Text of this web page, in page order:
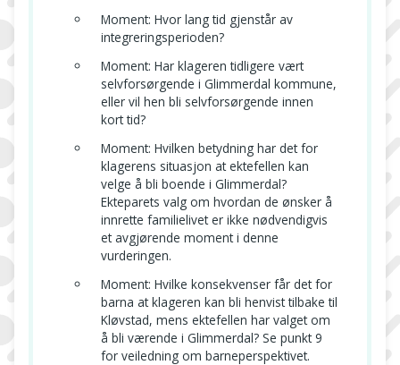
Moment: Hvor lang tid gjenstår av
integreringsperioden?
Moment: Har klageren tidligere vært
selvforsørgende i Glimmerdal kommune,
eller vil hen bli selvforsørgende innen
kort tid?
Moment: Hvilken betydning har det for
klagerens situasjon at ektefellen kan
velge å bli boende i Glimmerdal?
Ekteparets valg om hvordan de ønsker å
innrette familielivet er ikke nødvendigvis
et avgjørende moment i denne
vurderingen.
Moment: Hvilke konsekvenser får det for
barna at klageren kan bli henvist tilbake til
Kløvstad, mens ektefellen har valget om
å bli værende i Glimmerdal? Se punkt 9
for veiledning om barneperspektivet.